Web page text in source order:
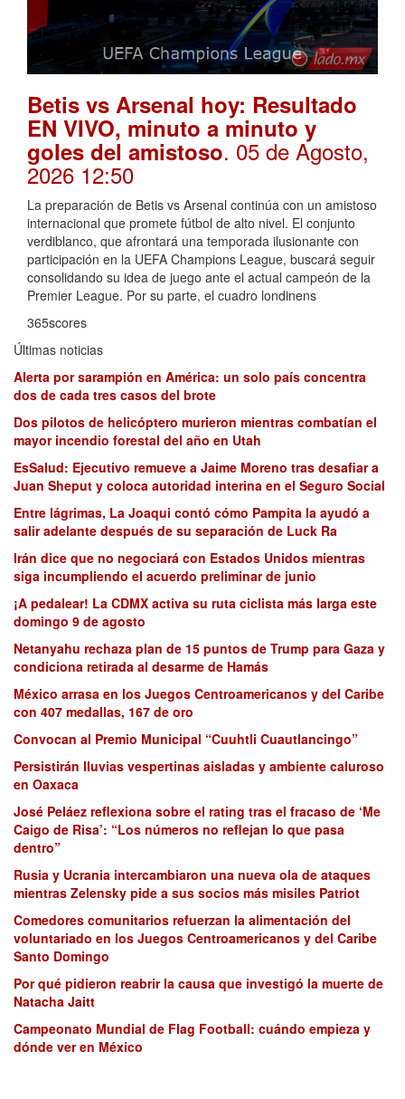
Betis vs Arsenal hoy: Resultado
EN VIVO, minuto a minuto y
goles del amistoso. 05 de Agosto,
2026 12:50
La preparación de Betis vs Arsenal continúa con un amistoso
internacional que promete fútbol de alto nivel. El conjunto
verdiblanco, que afrontará una temporada ilusionante con
participación en la UEFA Champions League, buscará seguir
consolidando su idea de juego ante el actual campeón de la
Premier League. Por su parte, el cuadro londinens
365scores
Últimas noticias
Alerta por sarampión en América: un solo país concentra
dos de cada tres casos del brote
Dos pilotos de helicóptero murieron mientras combatían el
mayor incendio forestal del año en Utah
EsSalud: Ejecutivo remueve a Jaime Moreno tras desafiar a
Juan Sheput y coloca autoridad interina en el Seguro Social
Entre lágrimas, La Joaqui contó cómo Pampita la ayudó a
salir adelante después de su separación de Luck Ra
Irán dice que no negociará con Estados Unidos mientras
siga incumpliendo el acuerdo preliminar de junio
¡A pedalear! La CDMX activa su ruta ciclista más larga este
domingo 9 de agosto
Netanyahu rechaza plan de 15 puntos de Trump para Gaza y
condiciona retirada al desarme de Hamás
México arrasa en los Juegos Centroamericanos y del Caribe
con 407 medallas, 167 de oro
Convocan al Premio Municipal “Cuuhtli Cuautlancingo”
Persistirán lluvias vespertinas aisladas y ambiente caluroso
en Oaxaca
José Peláez reflexiona sobre el rating tras el fracaso de ‘Me
Caigo de Risa’: “Los números no reflejan lo que pasa
dentro”
Rusia y Ucrania intercambiaron una nueva ola de ataques
mientras Zelensky pide a sus socios más misiles Patriot
Comedores comunitarios refuerzan la alimentación del
voluntariado en los Juegos Centroamericanos y del Caribe
Santo Domingo
Por qué pidieron reabrir la causa que investigó la muerte de
Natacha Jaitt
Campeonato Mundial de Flag Football: cuándo empieza y
dónde ver en México